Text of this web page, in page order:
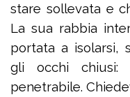
stare sollevata e
La sua rabbia
portata a isolarsi,
gli occhi chiusi:
penetrabile.